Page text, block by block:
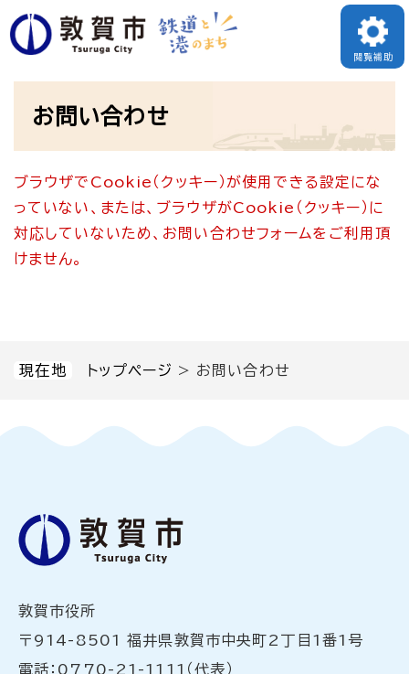
ペ
ー
す
メニューを飛ばして本文へ
閲覧補助
現在地 トップページ > お問い合わせ
お問い合わせ
ブラウザでCookie（クッキー）が使用できる設定にな
っていない、または、ブラウザがCookie（クッキー）に
対応していないため、お問い合わせフォームをご利用頂
けません。
敦賀市役所
〒914-8501 福井県敦賀市中央町2丁目1番1号
電話：0770-21-1111（代表）